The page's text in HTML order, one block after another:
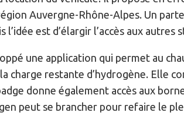
Auvergne-Rhône-Alpes. Un
l’idée est d’élargir l’accès aux
une application qui permet au
charge restante d’hydrogène. Elle
donne également accès aux
peut se brancher pour refaire le